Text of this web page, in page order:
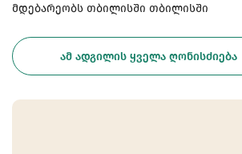
მდებარეობს თბილისში თბილისში
ᲐᲛ ᲐᲓᲒᲘᲚᲘᲡ ᲧᲕᲔᲚᲐ ᲦᲝᲜᲘᲡᲫᲘᲔᲑᲐ